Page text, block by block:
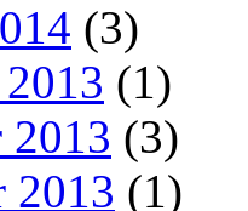
(3)
(1)
2013 (3)
2013 (1)